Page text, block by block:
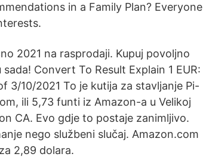
in a Family Plan? Everyone
2021 na rasprodaji. Kupuj povoljno
Convert To Result Explain 1 EUR:
3/10/2021 To je kutija za stavljanje Pi-
ili 5,73 funti iz Amazon-a u Velikoj
CA. Evo gdje to postaje zanimljivo.
nego službeni slučaj. Amazon.com
2,89 dolara.